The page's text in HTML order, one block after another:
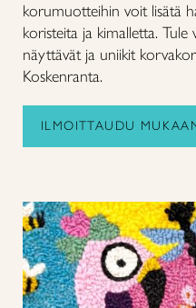
korumuotteihin voit lisätä
koristeita ja kimalletta. Tule
näyttävät ja uniikit
Koskenranta.
ILMOITTAUDU